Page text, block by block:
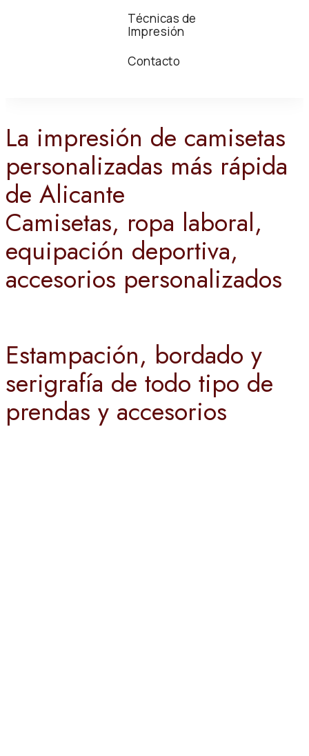
Técnicas de
Impresión
Contacto
La impresión de camisetas
personalizadas más rápida
de Alicante
Camisetas, ropa laboral,
equipación deportiva,
accesorios personalizados
Estampación, bordado y
serigrafía de todo tipo de
prendas y accesorios